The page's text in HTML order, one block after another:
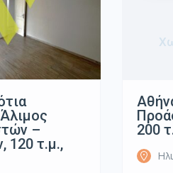
–
120 τ.μ.,
200